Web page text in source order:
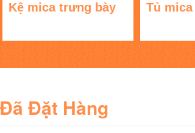
Kệ mica trưng bày Tủ mica
Đặt Hàng